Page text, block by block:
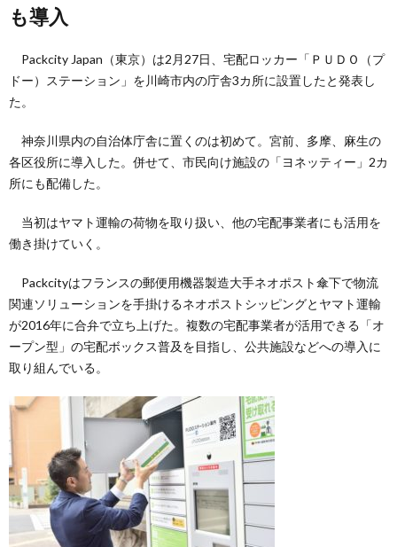
も導入
Packcity Japan（東京）は2月27日、宅配ロッカー「ＰＵＤＯ（プ
ドー）ステーション」を川崎市内の庁舎3カ所に設置したと発表し
た。
神奈川県内の自治体庁舎に置くのは初めて。宮前、多摩、麻生の
各区役所に導入した。併せて、市民向け施設の「ヨネッティー」2カ
所にも配備した。
当初はヤマト運輸の荷物を取り扱い、他の宅配事業者にも活用を
働き掛けていく。
Packcityはフランスの郵便用機器製造大手ネオポスト傘下で物流
関連ソリューションを手掛けるネオポストシッピングとヤマト運輸
が2016年に合弁で立ち上げた。複数の宅配事業者が活用できる「オ
ープン型」の宅配ボックス普及を目指し、公共施設などへの導入に
取り組んでいる。